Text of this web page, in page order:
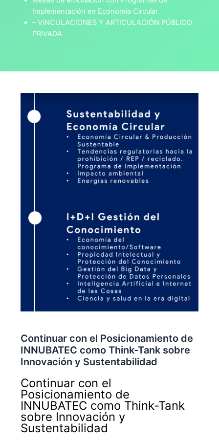
Implementación en Economía Circular
– VINCULACIONES Y ARTICULACIÓN PÚBLICO
PRIVADA
Continuar con el Posicionamiento de
INNUBATEC como Think-Tank sobre
Innovación y Sustentabilidad
Continuar con el
Posicionamiento de
INNUBATEC como Think-Tank
sobre Innovación y
Sustentabilidad